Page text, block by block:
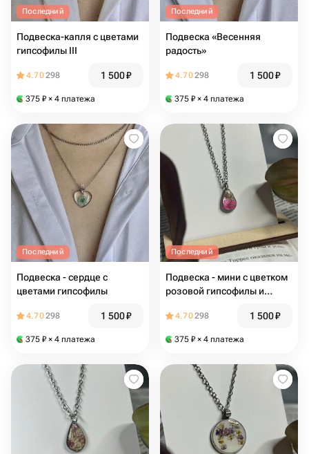
Последний
Подвеска-капля с цветами
гипсофилы III
4.70298 1 500₽
375 ₽ × 4 платежа
Последний
Подвеска «Весенняя
радость»
4.70298 1 500₽
375 ₽ × 4 платежа
Последний
Подвеска - сердце с
цветами гипсофилы
4.70298 1 500₽
375 ₽ × 4 платежа
Последний
Подвеска - мини с цветком
розовой гипсофилы и
4.70298 1 500₽
375 ₽ × 4 платежа